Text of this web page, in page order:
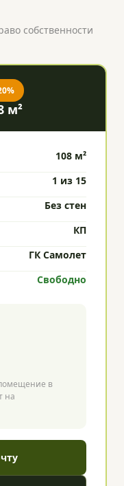
собственности
м²
108 м²
1 из 15
Без стен
КП
ГК Самолет
Свободно
в
на